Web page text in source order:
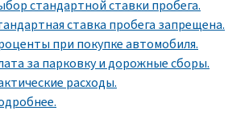
стандартной ставки пробега.
ставка пробега запрещена.
при покупке автомобиля.
за парковку и дорожные сборы.
расходы.